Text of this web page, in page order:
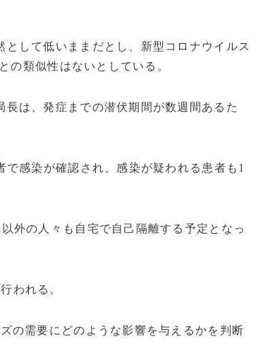
して低いままだとし、新型コロナウイルス
の類似性はないとしている。
は、発症までの潜伏期間が数週間あるた
感染が確認され、感染が疑われる患者も1
外の人々も自宅で自己隔離する予定となっ
われる。
の需要にどのような影響を与えるかを判断